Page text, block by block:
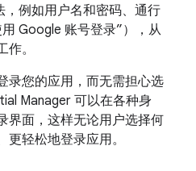
，例如用户名和密码、通行
Google 账号登录”），从
。
录您的应用，而无需担心选
Manager 可以在各种身
界面，这样无论用户选择何
轻松地登录应用。